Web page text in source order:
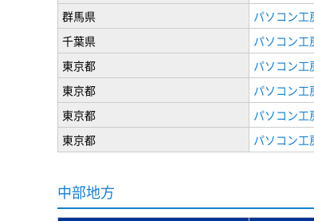
群馬県
パソコン工
千葉県
パソコン工
東京都
パソコン工
東京都
パソコン工
東京都
パソコン工
東京都
パソコン工
中部地方